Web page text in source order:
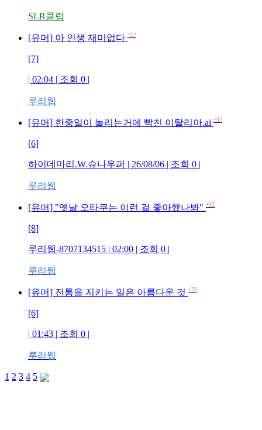
SLR클럽
[유머] 아 인생 재미없다 +17
[7]
| 02:04 | 조회 0 |
루리웹
[유머] 한중일이 놀리는거에 빡친 이탈리아.ai +37
[6]
하이데마리.W.슈나우퍼 | 26/08/06 | 조회 0 |
루리웹
[유머] "옛날 오타쿠는 이런 걸 좋아했나봐" +22
[8]
루리웹-8707134515 | 02:00 | 조회 0 |
루리웹
[유머] 전통을 지키는 일은 아름다운 것 +23
[6]
| 01:43 | 조회 0 |
루리웹
1 2 3 4 5